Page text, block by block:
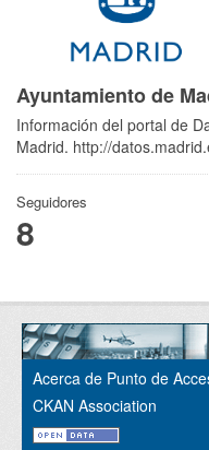
Ayuntamiento de
Información del portal de
Madrid. http://
Seguidores
8
Acerca de Punto de
CKAN Association